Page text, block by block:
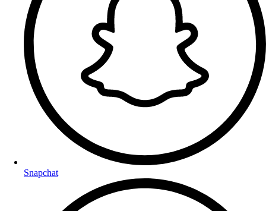
Snapchat